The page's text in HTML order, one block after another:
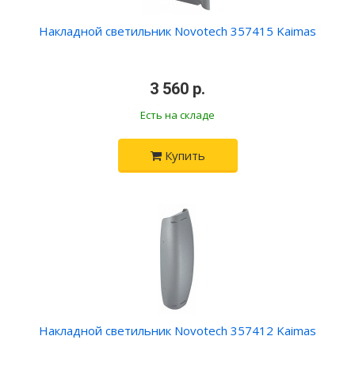
Накладной светильник Novotech 357415 Kaimas
3 560 р.
Есть на складе
Купить
Накладной светильник Novotech 357412 Kaimas